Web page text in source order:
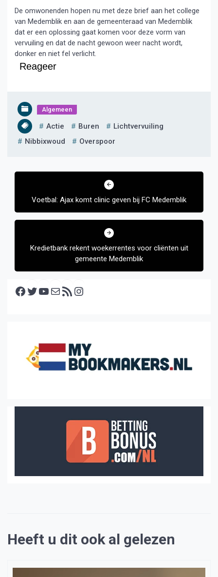
De omwonenden hopen nu met deze brief aan het college
van Medemblik en aan de gemeenteraad van Medemblik
dat er een oplossing gaat komen voor deze vorm van
vervuiling en dat de nacht gewoon weer nacht wordt,
donker en niet fel verlicht.
Reageer
Algemeen
Actie Buren
Lichtvervuiling
Nibbixwoud
Overspoor
Bericht
Voetbal: Ajax komt clinic geven bij FC Medemblik
Kredietbank rekent woekerrentes voor cliënten uit
gemeente Medemblik
Facebook Twitter YouTube E-mail RSS feed
Heeft u dit ook al gelezen